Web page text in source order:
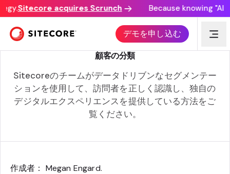
Sitecore acquires Scrunch Because knowing "AI
デモを申し込む
DX:プロセス
顧客の分類
Sitecoreのチームがデータドリブンなセグメンテー
ションを使用して、訪問者を正しく認識し、独自の
デジタルエクスペリエンスを提供している方法をご
覧ください。
作成者： Megan Engard.